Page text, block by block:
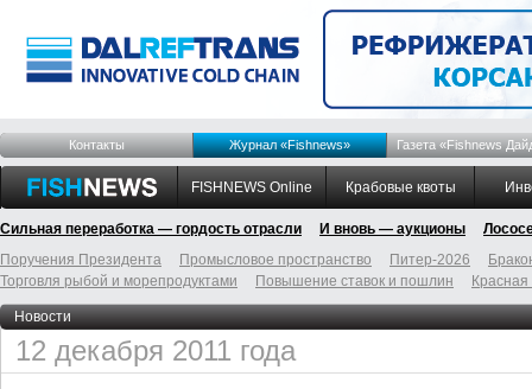
Контакты Журнал «Fishnews» Газета «Fishnews
FISHNEWS Online Крабовые квоты
Сильная переработка — гордость отрасли И вновь — аукционы
Поручения Президента
Промысловое пространство Питер-2026
Торговля рыбой и морепродуктами
Повышение ставок и пошлин
Новости
12 декабря 2011 года